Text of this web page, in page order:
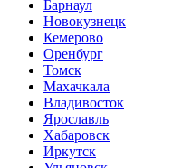
Барнаул
Новокузнецк
Кемерово
Оренбург
Томск
Махачкала
Владивосток
Ярославль
Хабаровск
Иркутск